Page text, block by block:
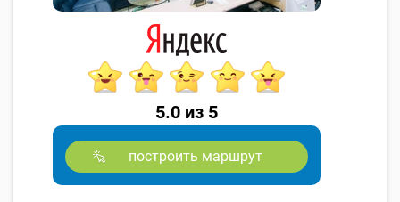
5.0 из 5
построить маршрут